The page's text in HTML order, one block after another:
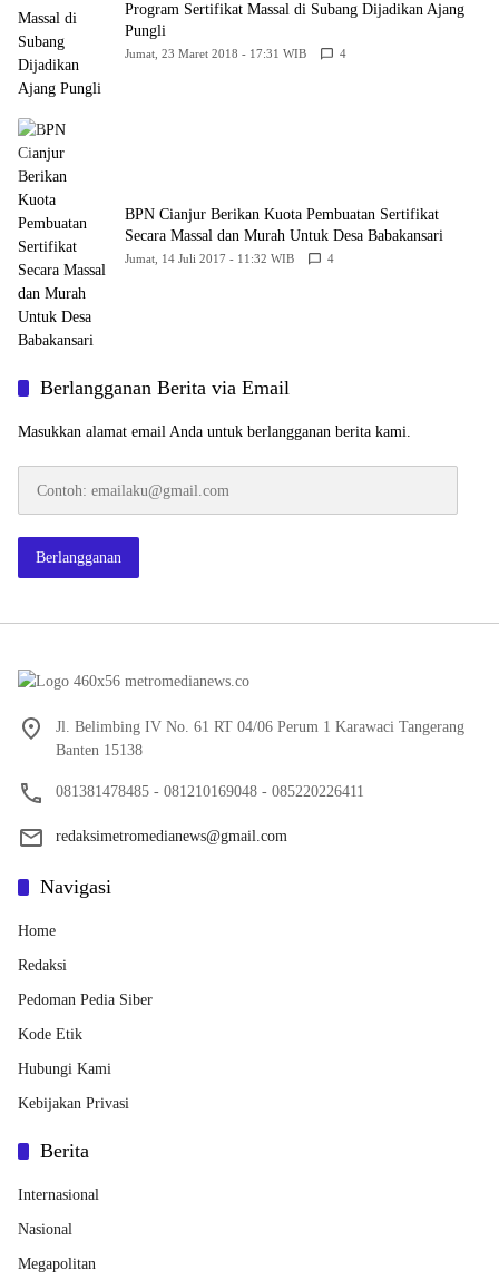
Program Sertifikat Massal di Subang Dijadikan Ajang
Pungli
Jumat, 23 Maret 2018 - 17:31 WIB 4
BPN Cianjur Berikan Kuota Pembuatan Sertifikat
Secara Massal dan Murah Untuk Desa Babakansari
Jumat, 14 Juli 2017 - 11:32 WIB 4
Berlangganan Berita via Email
Masukkan alamat email Anda untuk berlangganan berita kami.
emailaku@gmail.com
Berlangganan
Jl. Belimbing IV No. 61 RT 04/06 Perum 1 Karawaci Tangerang
Banten 15138
081381478485 - 081210169048 - 085220226411
redaksimetromedianews@gmail.com
Navigasi
Home
Redaksi
Pedoman Pedia Siber
Kode Etik
Hubungi Kami
Kebijakan Privasi
Berita
Internasional
Nasional
Megapolitan